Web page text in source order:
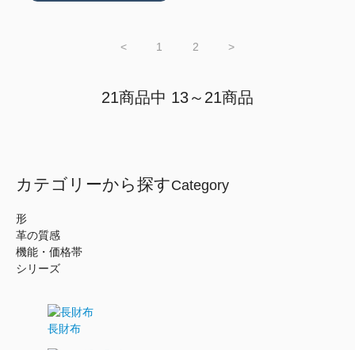
< 1 2 >
21商品中 13～21商品
カテゴリーから探すCategory
形
革の質感
機能・価格帯
シリーズ
長財布